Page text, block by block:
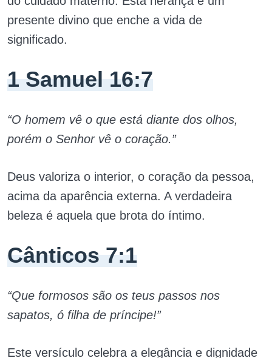
presente divino que enche a vida de
significado.
1 Samuel 16:7
“O homem vê o que está diante dos olhos,
porém o Senhor vê o coração.”
Deus valoriza o interior, o coração da pessoa,
acima da aparência externa. A verdadeira
beleza é aquela que brota do íntimo.
Cânticos 7:1
“Que formosos são os teus passos nos
sapatos, ó filha de príncipe!”
Este versículo celebra a elegância e dignidade